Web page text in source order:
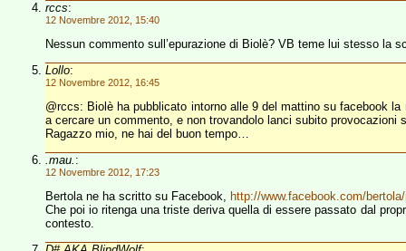
rccs:
12 Novembre 2012, 15:40
Nessun commento sull’epurazione di Biolè? VB teme lui stesso la
Lollo:
12 Novembre 2012, 16:45
@rccs: Biolè ha pubblicato intorno alle 9 del mattino su facebook
a cercare un commento, e non trovandolo lanci subito provocazioni
Ragazzo mio, ne hai del buon tempo…
.mau. :
12 Novembre 2012, 17:23
Bertola ne ha scritto su Facebook, http://www.facebook.com/
Che poi io ritenga una triste deriva quella di essere passato dal
contesto.